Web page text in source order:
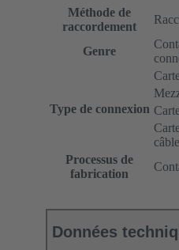
Méthode de
raccordement
Genre
Type de connexion
câble
Processus de
fabrication
Données